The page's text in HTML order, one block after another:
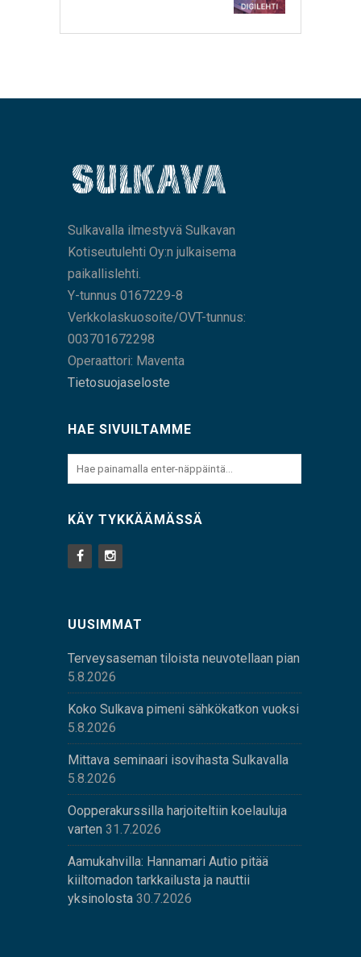
Sulkavalla ilmestyvä Sulkavan
Kotiseutulehti Oy:n julkaisema
paikallislehti.
Y-tunnus 0167229-8
Verkkolaskuosoite/OVT-tunnus:
003701672298
Operaattori: Maventa
Tietosuojaseloste
HAE SIVUILTAMME
KÄY TYKKÄÄMÄSSÄ
UUSIMMAT
Terveysaseman tiloista neuvotellaan pian
5.8.2026
Koko Sulkava pimeni sähkökatkon vuoksi
5.8.2026
Mittava seminaari isovihasta Sulkavalla
5.8.2026
Oopperakurssilla harjoiteltiin koelauluja
varten 31.7.2026
Aamukahvilla: Hannamari Autio pitää
kiiltomadon tarkkailusta ja nauttii
yksinolosta 30.7.2026